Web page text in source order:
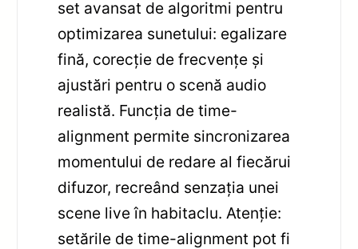
set avansat de algoritmi pentru
optimizarea sunetului: egalizare
fină, corecție de frecvențe și
ajustări pentru o scenă audio
realistă. Funcția de time-
alignment permite sincronizarea
momentului de redare al fiecărui
difuzor, recreând senzația unei
scene live în habitaclu. Atenție:
setările de time-alignment pot fi